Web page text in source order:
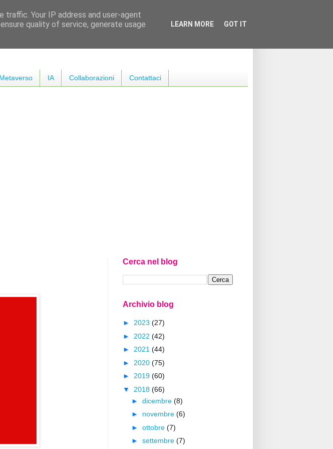
Metaverso IA Collaborazioni Contattaci
Cerca nel blog
Archivio blog
► 2023 (27)
► 2022 (42)
► 2021 (44)
► 2020 (75)
► 2019 (60)
▼ 2018 (66)
► dicembre (8)
► novembre (6)
► ottobre (7)
► settembre (7)
Your IP address and user-agent
quality of service, generate usage
LEARN MORE GOT IT